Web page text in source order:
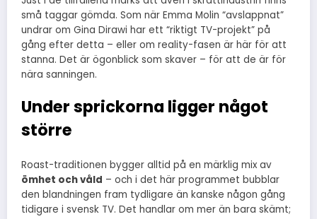
små taggar gömda. Som när Emma Molin “avslappnat”
undrar om Gina Dirawi har ett “riktigt TV-projekt” på
gång efter detta – eller om reality-fasen är här för att
stanna. Det är ögonblick som skaver – för att de är för
nära sanningen.
Under sprickorna ligger något
större
Roast-traditionen bygger alltid på en märklig mix av
ömhet och våld – och i det här programmet bubblar
den blandningen fram tydligare än kanske någon gång
tidigare i svensk TV. Det handlar om mer än bara skämt;